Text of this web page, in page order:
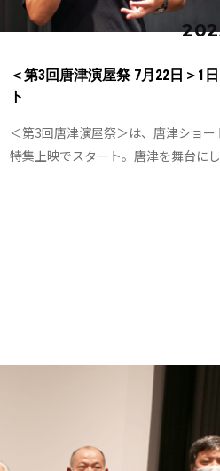
＜第3回唐津演屋祭 7月22日＞1
ト
＜第3回唐津演屋祭＞は、唐津ショー
特集上映でスタート。唐津を舞台に